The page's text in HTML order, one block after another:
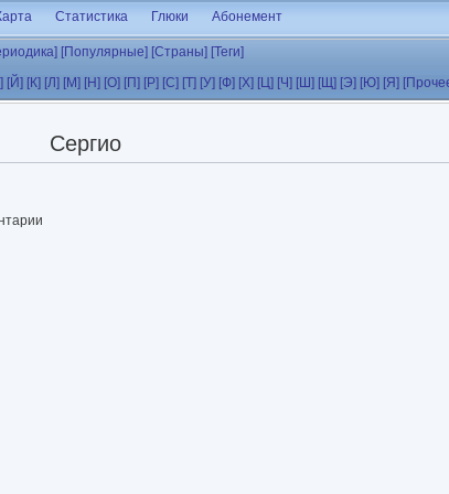
Статистика Глюки Абонемент
[Популярные] [Страны] [Теги]
[Й] [К] [Л] [М] [Н] [О] [П] [Р] [С] [Т] [У] [Ф] [Х] [Ц] [Ч] [Ш] [Щ] [Э] [Ю] [Я]
Сергио